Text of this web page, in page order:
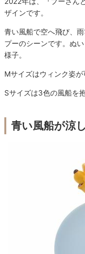
ザインです。
青い風船で空へ飛び、
プーのシーンです。ぬ
様子。
Mサイズはウィンク姿が
Sサイズは3色の風船を
青い風船が涼